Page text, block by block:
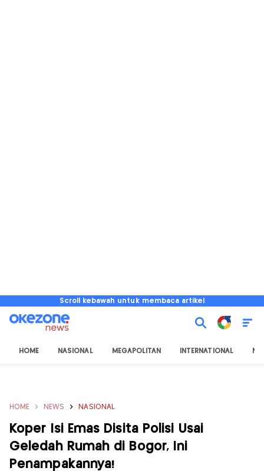
Scroll kebawah untuk membaca artikel
HOME NASIONAL MEGAPOLITAN INTERNATIONAL
HOME NEWS NASIONAL
Koper Isi Emas Disita Polisi Usai
Geledah Rumah di Bogor, Ini
Penampakannya!